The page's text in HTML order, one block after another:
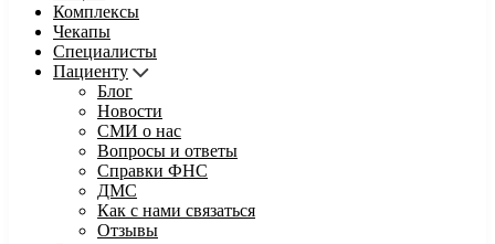
Комплексы
Чекапы
Специалисты
Пациенту
Блог
Новости
СМИ о нас
Вопросы и ответы
Справки ФНС
ДМС
Как с нами связаться
Отзывы